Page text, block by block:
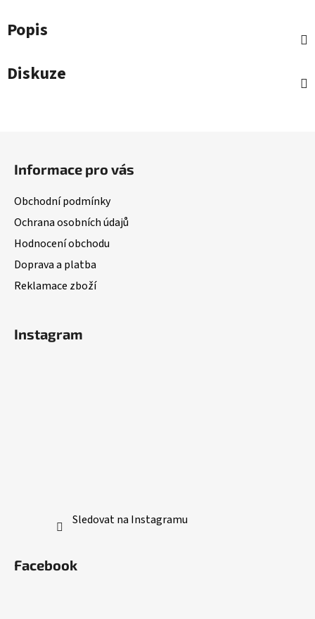
Popis
Diskuze
Informace pro vás
Obchodní podmínky
Ochrana osobních údajů
Hodnocení obchodu
Doprava a platba
Reklamace zboží
Instagram
Sledovat na Instagramu
Facebook